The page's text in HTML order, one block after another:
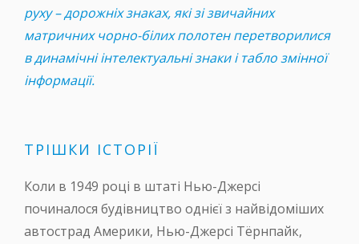
руху – дорожніх знаках, які зі звичайних
матричних чорно-білих полотен перетворилися
в динамічні інтелектуальні знаки і табло змінної
інформації.
ТРІШКИ ІСТОРІЇ
Коли в 1949 році в штаті Нью-Джерсі
починалося будівництво однієї з найвідоміших
автострад Америки, Нью-Джерсі Тёрнпайк,